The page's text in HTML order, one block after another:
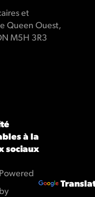
et
Queen Ouest,
M5H 3R3
à la
sociaux
Powered
by